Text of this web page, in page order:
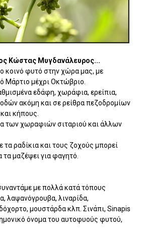
Κώστας Μυγδανάλευρος...
κοινό φυτό στην χώρα μας, με
Μάρτιο μέχρι Οκτώβριο.
εδάφη, χωράφια, ερείπια,
ακόμη και σε ρείθρα πεζοδρομίων
κήπους.
των χωραφιών σιταριού και άλλων
τα ραδίκια και τους ζοχούς μπορεί
τα μαζέψει για φαγητό.
με πολλά κατά τόπους
λαψανόγρουβα, λιναρίδα,
μουστάρδα κλπ. Σινάπι, Sinapis
όνομα του αυτοφυούς φυτού,